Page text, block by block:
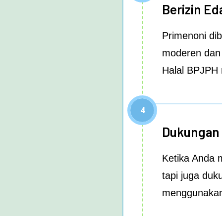
Berizin
Primenoni
moderen
Halal
4
Ketika Anda
tapi juga